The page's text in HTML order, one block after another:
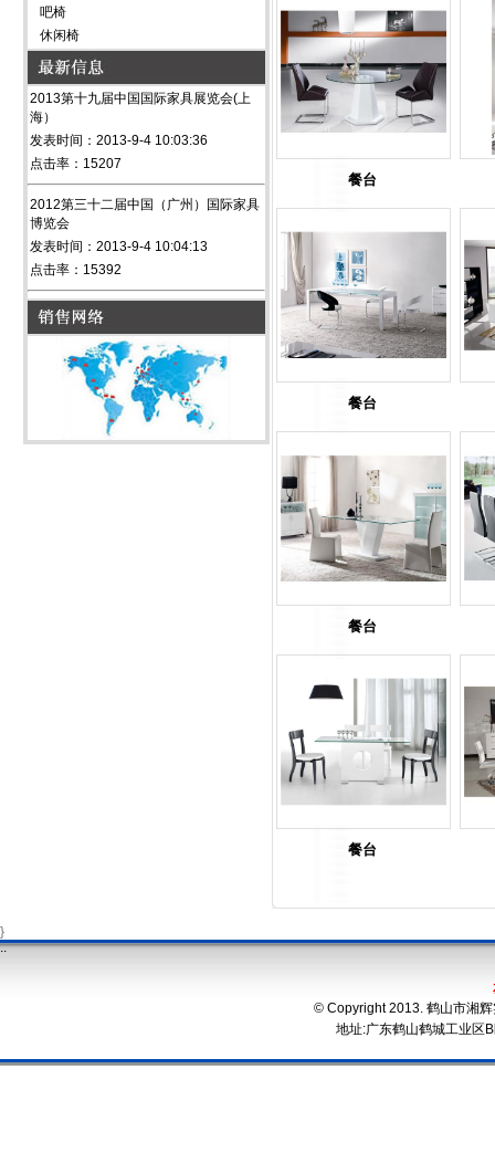
吧椅
休闲椅
2013第十九届中国国际家具展览会(上
海）
发表时间：2013-9-4 10:03:36
点击率：15207
2012第三十二届中国（广州）国际家具
博览会
发表时间：2013-9-4 10:04:13
点击率：15392
餐台
餐台
餐台
餐台
}
..
© Copyright 2013. 鹤山市湘
地址:广东鹤山鹤城工业区